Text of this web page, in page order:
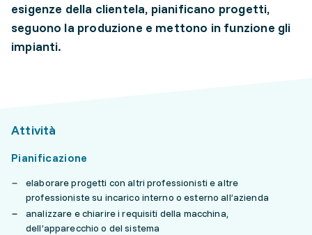
esigenze della clientela, pianificano progetti,
seguono la produzione e mettono in funzione gli
impianti.
Attività
Pianificazione
elaborare progetti con altri professionisti e altre
professioniste su incarico interno o esterno all’azienda
analizzare e chiarire i requisiti della macchina,
dell’apparecchio o del sistema